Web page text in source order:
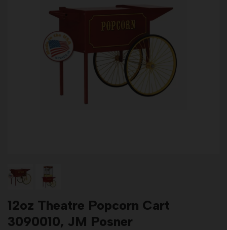
12oz Theatre Popcorn Cart
3090010, JM Posner